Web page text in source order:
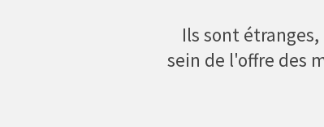
Ils sont
sein de l'offre des